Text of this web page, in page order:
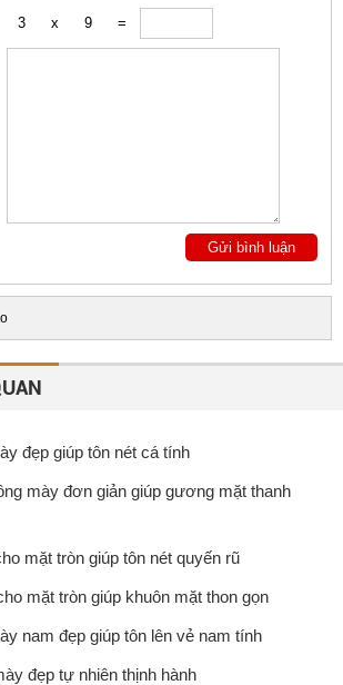
đẹp giúp tôn nét cá tính
mày đơn giản giúp gương mặt thanh
mặt tròn giúp tôn nét quyến rũ
mặt tròn giúp khuôn mặt thon gọn
nam đẹp giúp tôn lên vẻ nam tính
đẹp tự nhiên thịnh hành